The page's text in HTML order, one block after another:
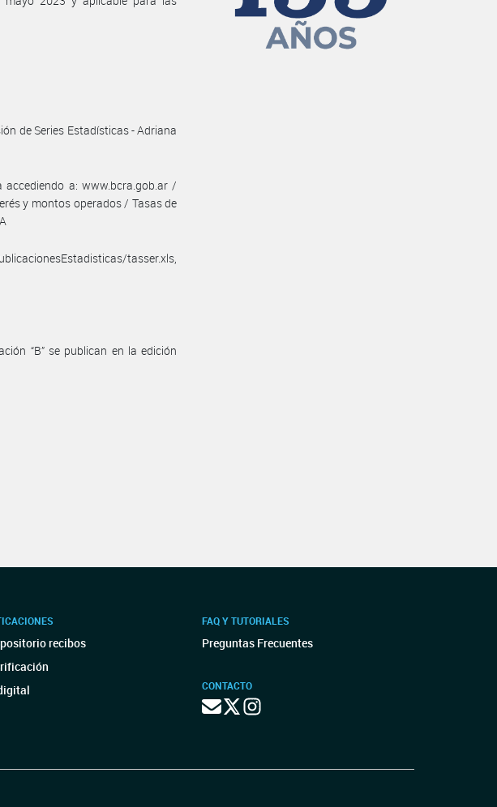
de Series Estadísticas - Adriana
a: www.bcra.gob.ar /
y montos operados / Tasas de
tasser.xls,
“B” se publican en la edición
recibos
FAQ Y TUTORIALES
Preguntas Frecuentes
CONTACTO